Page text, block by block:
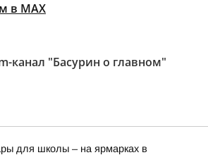
в МАX
канал "Басурин о главном"
для школы – на ярмарках в